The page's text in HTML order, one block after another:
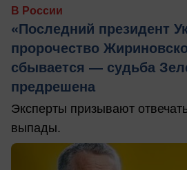
В России
«Последний президент
пророчество
сбывается — судьба
предрешена
Эксперты призывают
выпады.